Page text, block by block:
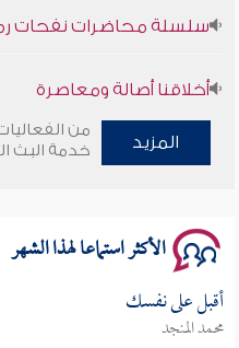
سلسلة محاضرات نفحات
أخلاقنا أصالة ومعاصرة
وأمنهم من خوف 9
المزيد
من
خدمة البث
الأكثر استماعا لهذا الشهر
أقبل على نفسك
محمد المنجد